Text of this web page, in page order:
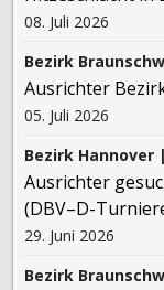
08. Juli 2026
Bezirk
Ausrichter
05. Juli 2026
Bezirk Hannover
Ausrichter
(DBV–D-
29. Juni 2026
Bezirk